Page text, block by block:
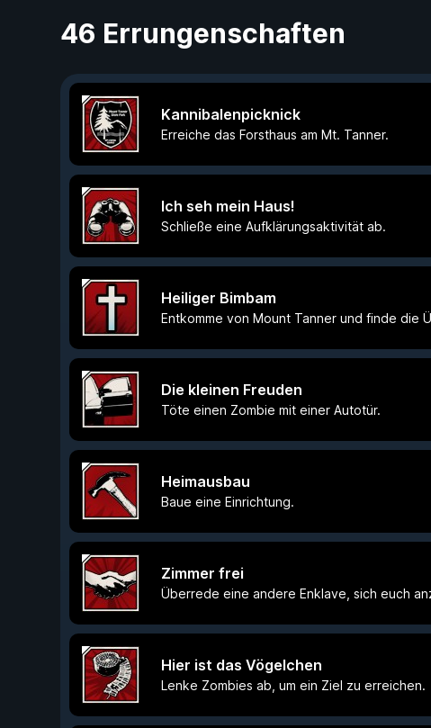
46 Errungenschaften
Kannibalenpicknick
Erreiche das Forsthaus am Mt. Tanner.
Ich seh mein Haus!
Schließe eine Aufklärungsaktivität ab.
Heiliger Bimbam
Entkomme von Mount Tanner und finde die
Die kleinen Freuden
Töte einen Zombie mit einer Autotür.
Heimausbau
Baue eine Einrichtung.
Zimmer frei
Überrede eine andere Enklave, sich euch
Hier ist das Vögelchen
Lenke Zombies ab, um ein Ziel zu erreichen.